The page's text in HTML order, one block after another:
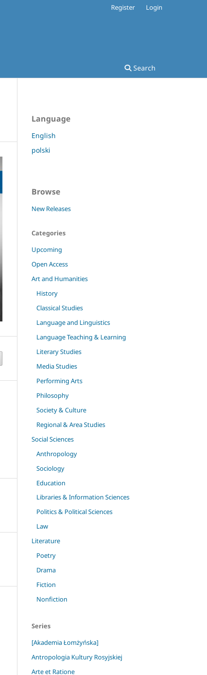
Search
Register Login
Language
English
polski
Browse
New Releases
Categories
Upcoming
Open Access
Art and Humanities
History
Classical Studies
Language and Linguistics
Language Teaching & Learning
Literary Studies
Media Studies
Performing Arts
Philosophy
Society & Culture
Regional & Area Studies
Social Sciences
Anthropology
Sociology
Education
Libraries & Information Sciences
Politics & Political Sciences
Law
Literature
Poetry
Drama
Fiction
Nonfiction
Series
[Akademia Łomżyńska]
Antropologia Kultury Rosyjskiej
Arte et Ratione